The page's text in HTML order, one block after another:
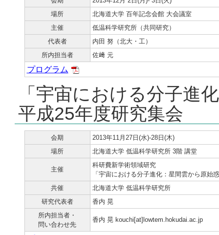
場所
北海道大学 百年記念会館 大会議室
主催
低温科学研究所（共同研究）
代表者
内田 努（北大・工）
所内担当者
佐﨑 元
プログラム
「宇宙における分子進
平成25年度研究集会
会期
2013年11月27日(水)-28日(木)
場所
北海道大学 低温科学研究所 3階 講堂
主催
科研費新学術領域研究
「宇宙における分子進化：星間雲から原始
共催
北海道大学 低温科学研究所
研究代表者
香内 晃
所内担当者・
問い合わせ先
香内 晃 kouchi[at]lowtem.hokudai.ac.jp